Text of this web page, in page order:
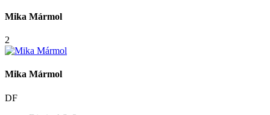
Mika Mármol
2
Mika Mármol
DF